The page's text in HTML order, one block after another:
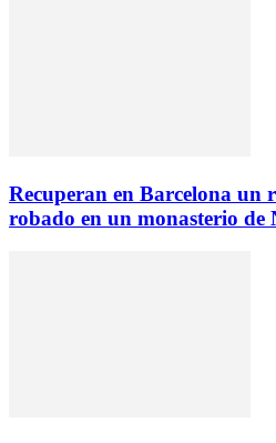
Recuperan en Barcelona un
robado en un monasterio de